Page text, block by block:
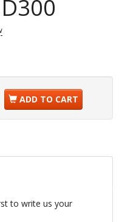
ADD TO CART
to write us your